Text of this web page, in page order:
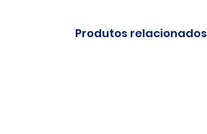
Produtos relacionados